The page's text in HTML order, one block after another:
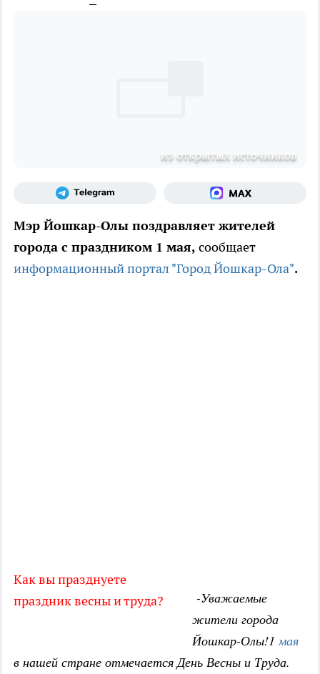
из открытых источников
Мэр Йошкар-Олы поздравляет жителей
города с праздником 1 мая, сообщает
информационный портал "Город Йошкар-Ола".
Как вы празднуете
праздник весны и труда?
-Уважаемые
жители города
Йошкар-Олы!1мая
в нашей стране отмечается День Весны и Труда.